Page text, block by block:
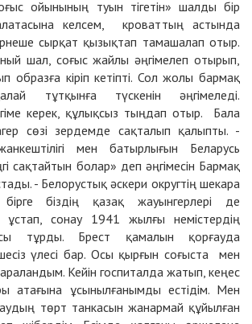
ойынының туын тігетін» шалды бір
келсем, кроваттың астында
сырқат қызықтап тамашалап отыр.
шал, соғыс жайлы әңгімелеп отырып,
образға кіріп кетіпті. Сол жолы бармақ
тұтқынға түскенін әңгімеледі.
керек, құлықсыз тыңдап отыр. Бала
сөзі зердемде сақталып қалыпты. -
мен батырлығын Беларусь
сақтайтын болар» деп әңгімесін Бармақ
- Белорустық әскери округтің шекара
біздің қазақ жауынгерлері де
ұстап, сонау 1941 жылғы немістердің
тұрды. Брест қамалын қорғауда
үлесі бар. Осы қырғын соғыста мен
Кейін госпиталда жатып, кеңес
атағына ұсынылғанымды естідім. Мен
төрт танкасын жанармай құйылған